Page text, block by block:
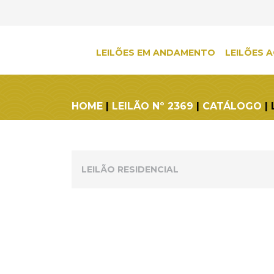
LEILÕES EM ANDAMENTO LEILÕES
HOME | LEILÃO Nº 2369 | CATÁLOGO |
LEILÃO RESIDENCIAL